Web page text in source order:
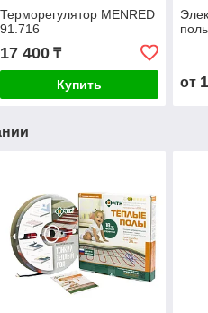
Терморегулятор MENRED
91.716
17 400₸
Купить от